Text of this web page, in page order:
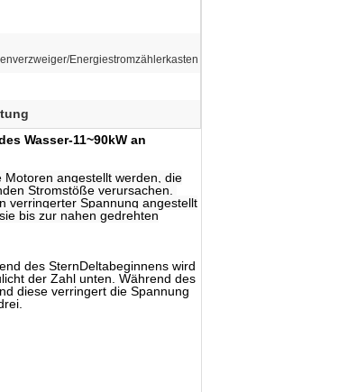
Energiestromzählerkasten
Wasser-11~90kW an
angestellt werden, die
Stromstöße verursachen.
verringerter Spannung angestellt
bis zur nahen gedrehten
des SternDeltabeginnens wird
der Zahl unten. Während des
diese verringert die Spannung